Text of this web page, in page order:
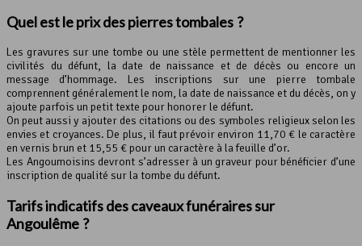
Quel est le prix des pierres tombales ?
Les gravures sur une tombe ou une stèle permettent de mentionner les
civilités du défunt, la date de naissance et de décès ou encore un
message d’hommage. Les inscriptions sur une pierre tombale
comprennent généralement le nom, la date de naissance et du décès, on y
ajoute parfois un petit texte pour honorer le défunt.
On peut aussi y ajouter des citations ou des symboles religieux selon les
envies et croyances. De plus, il faut prévoir environ 11,70 € le caractère
en vernis brun et 15,55 € pour un caractère à la feuille d’or.
Les Angoumoisins devront s’adresser à un graveur pour bénéficier d’une
inscription de qualité sur la tombe du défunt.
Tarifs indicatifs des caveaux funéraires sur
Angoulême ?